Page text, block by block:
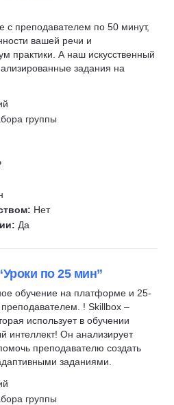
с преподавателем по 50 минут,
вашей речи и
практики. А наш искусственный
задания на
группы
Нет
Да
по 25 мин”
обучение на платформе и 25-
! Skillbox –
использует в обучении
интеллект! Он анализирует
преподавателю создать
заданиями.
группы